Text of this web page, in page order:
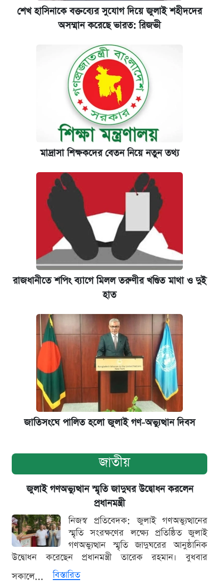
শেখ হাসিনাকে বক্তব্যের সুযোগ দিয়ে জুলাই শহীদদের
অসম্মান করেছে ভারত: রিজভী
মাদ্রাসা শিক্ষকদের বেতন নিয়ে নতুন তথ্য
রাজধানীতে শপিং ব্যাগে মিলল তরুণীর খণ্ডিত মাথা ও দুই
হাত
জাতিসংঘে পালিত হলো জুলাই গণ-অভ্যুত্থান দিবস
জাতীয়
জুলাই গণঅভ্যুত্থান স্মৃতি জাদুঘর উদ্বোধন করলেন
প্রধানমন্ত্রী
নিজস্ব প্রতিবেদক: জুলাই গণঅভ্যুত্থানের
স্মৃতি সংরক্ষণের লক্ষ্যে প্রতিষ্ঠিত জুলাই
গণঅভ্যুত্থান স্মৃতি জাদুঘরের আনুষ্ঠানিক
উদ্বোধন করেছেন প্রধানমন্ত্রী তারেক রহমান। বুধবার
সকালে...
বিস্তারিত